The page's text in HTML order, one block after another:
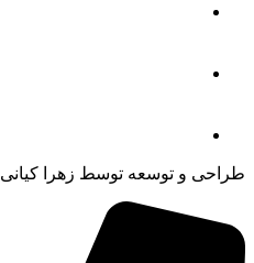
طراحی و توسعه توسط زهرا کیانی 09333525531